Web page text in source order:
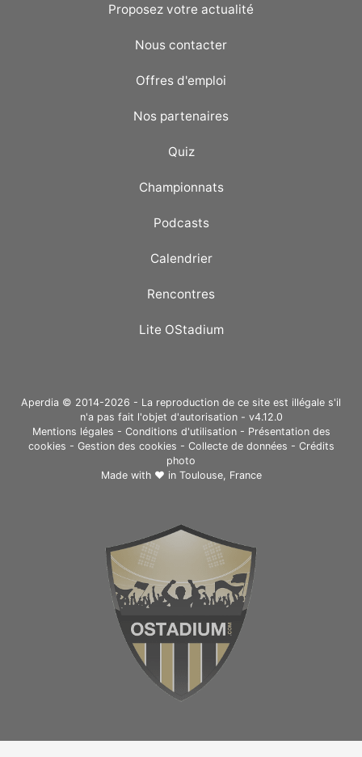
Proposez votre actualité
Nous contacter
Offres d'emploi
Nos partenaires
Quiz
Championnats
Podcasts
Calendrier
Rencontres
Lite OStadium
Aperdia © 2014-2026 - La reproduction de ce site est illégale s'il
n'a pas fait l'objet d'autorisation - v4.12.0
Mentions légales - Conditions d'utilisation- Présentation des
cookies - Gestion des cookies - Collecte de données - Crédits
photo
Made with ❤ in Toulouse, France